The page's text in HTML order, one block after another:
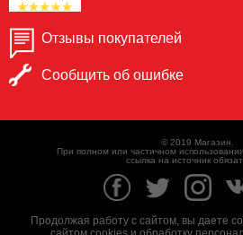
Отзывы покупателей
Сообщить об ошибке
© 2019 Магазин.
При полном или частичном
ссылка на источник
Продолжая работу с сайтом, вы даете